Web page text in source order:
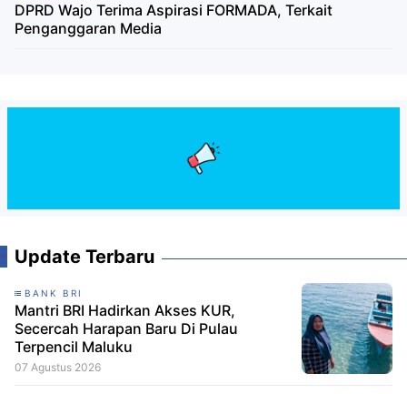
DPRD Wajo Terima Aspirasi FORMADA, Terkait
Penganggaran Media
Update Terbaru
BANK BRI
Mantri BRI Hadirkan Akses KUR,
Secercah Harapan Baru Di Pulau
Terpencil Maluku
07 Agustus 2026